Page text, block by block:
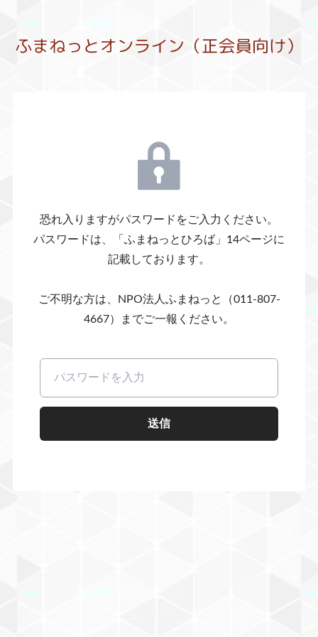
恐れ入りますがパスワードをご入力ください。
パスワードは、「ふまねっとひろば」14ページに
記載しております。
ご不明な方は、NPO法人ふまねっと（011-807-
4667）までご一報ください。